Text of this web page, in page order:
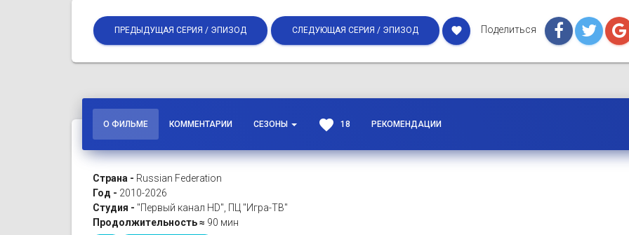
ПРЕДЫДУЩАЯ СЕРИЯ / ЭПИЗОД СЛЕДУЮЩАЯ СЕРИЯ / ЭПИЗОД favorite Поделиться
О ФИЛЬМЕ КОММЕНТАРИИ СЕЗОНЫ favorite 18 РЕКОМЕНДАЦИИ
Страна - Russian Federation
Год - 2010-2026
Студия - "Первый канал HD", ПЦ "Игра-ТВ"
Продолжительность ≈ 90 мин